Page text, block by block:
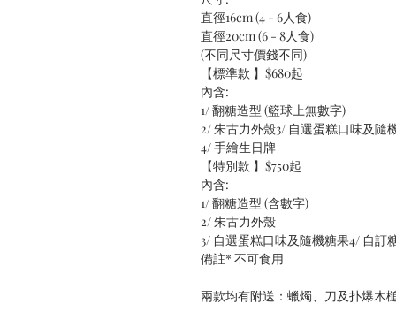
直徑16cm (4 - 6人食)
直徑20cm (6 - 8人食)
(不同尺寸價錢不同)
【標準款 】$680起
內含:
1/ 翻糖造型 (籃球上無數字)
2/ 朱古力外殼3/ 自選蛋糕口味及隨
4/ 手繪生日牌
【特別款 】$750起
內含:
1/ 翻糖造型 (含數字)
2/ 朱古力外殼
3/ 自選蛋糕口味及隨機糖果4/ 自訂
備註* 不可食用
兩款均有附送：蠟燭、刀及扑爆木